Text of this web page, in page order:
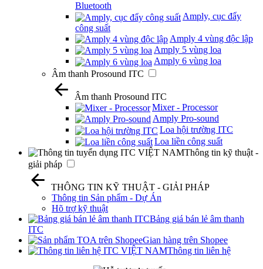
Bluetooth
Amply, cục đẩy
công suất
Amply 4 vùng độc lập
Amply 5 vùng loa
Amply 6 vùng loa
Âm thanh Prosound ITC
Âm thanh Prosound ITC
Mixer - Processor
Amply Pro-sound
Loa hội trường ITC
Loa liền công suất
Thông tin kỹ thuật -
giải pháp
THÔNG TIN KỸ THUẬT - GIẢI PHÁP
Thông tin Sản phẩm - Dự Án
Hõ trợ kỹ thuật
Bảng giá bán lẻ âm thanh
ITC
Gian hàng trên Shopee
Thông tin liên hệ